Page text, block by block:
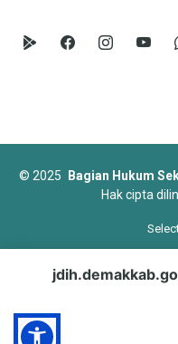
© 2025
Bagian Hukum
Hak cipta